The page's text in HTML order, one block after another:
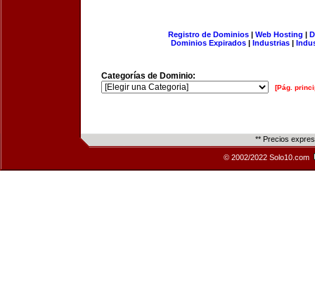
Registro de Dominios| Web Hosting |
Dominios Expirados | Industrias |
Categorías de Dominio:
[Pág.
** Precios
© 2002/2022 Solo10.com